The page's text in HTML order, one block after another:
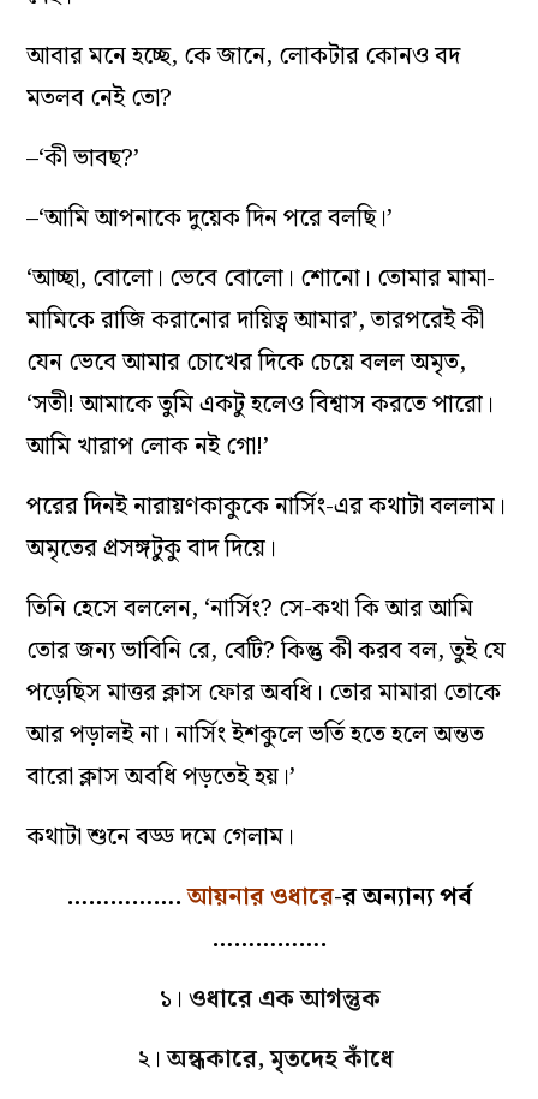
আবার মনে হচ্ছে, কে জানে, লোকটার কোনও বদ
মতলব নেই তো?
–‘কী ভাবছ?’
–‘আমি আপনাকে দুয়েক দিন পরে বলছি।’
‘আচ্ছা, বোলো। ভেবে বোলো। শোনো। তোমার মামা-
মামিকে রাজি করানোর দায়িত্ব আমার’, তারপরেই কী
যেন ভেবে আমার চোখের দিকে চেয়ে বলল অমৃত,
‘সতী! আমাকে তুমি একটু হলেও বিশ্বাস করতে পারো।
আমি খারাপ লোক নই গো!’
পরের দিনই নারায়ণকাকুকে নার্সিং-এর কথাটা বললাম।
অমৃতের প্রসঙ্গটুকু বাদ দিয়ে।
তিনি হেসে বললেন, ‘নার্সিং? সে-কথা কি আর আমি
তোর জন্য ভাবিনি রে, বেটি? কিন্তু কী করব বল, তুই যে
পড়েছিস মাত্তর ক্লাস ফোর অবধি। তোর মামারা তোকে
আর পড়ালই না। নার্সিং ইশকুলে ভর্তি হতে হলে অন্তত
বারো ক্লাস অবধি পড়তেই হয়।’
কথাটা শুনে বড্ড দমে গেলাম।
…………….আয়নার ওধারে-র অন্যান্য পর্ব
…………….
১। ওধারে এক আগন্তুক
২।অন্ধকারে, মৃতদেহ কাঁধে